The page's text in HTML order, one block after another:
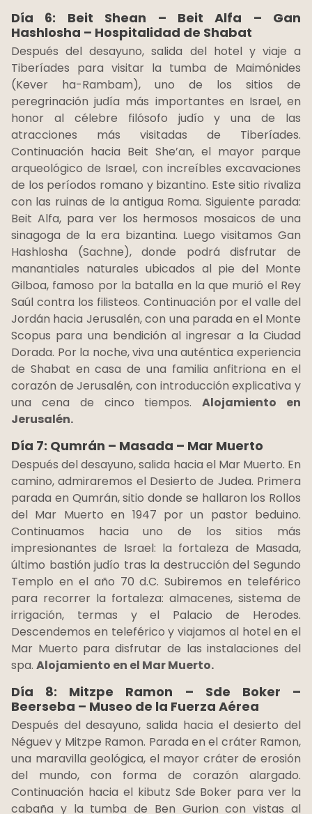
Día 6: Beit Shean – Beit Alfa – Gan
Hashlosha – Hospitalidad de Shabat
Después del desayuno, salida del hotel y viaje a
Tiberíades para visitar la tumba de Maimónides
(Kever ha-Rambam), uno de los sitios de
peregrinación judía más importantes en Israel, en
honor al célebre filósofo judío y una de las
atracciones más visitadas de Tiberíades.
Continuación hacia Beit She’an, el mayor parque
arqueológico de Israel, con increíbles excavaciones
de los períodos romano y bizantino. Este sitio rivaliza
con las ruinas de la antigua Roma. Siguiente parada:
Beit Alfa, para ver los hermosos mosaicos de una
sinagoga de la era bizantina. Luego visitamos Gan
Hashlosha (Sachne), donde podrá disfrutar de
manantiales naturales ubicados al pie del Monte
Gilboa, famoso por la batalla en la que murió el Rey
Saúl contra los filisteos. Continuación por el valle del
Jordán hacia Jerusalén, con una parada en el Monte
Scopus para una bendición al ingresar a la Ciudad
Dorada. Por la noche, viva una auténtica experiencia
de Shabat en casa de una familia anfitriona en el
corazón de Jerusalén, con introducción explicativa y
una cena de cinco tiempos.Alojamiento en
Jerusalén.
Día 7: Qumrán – Masada – Mar Muerto
Después del desayuno, salida hacia el Mar Muerto. En
camino, admiraremos el Desierto de Judea. Primera
parada en Qumrán, sitio donde se hallaron los Rollos
del Mar Muerto en 1947 por un pastor beduino.
Continuamos hacia uno de los sitios más
impresionantes de Israel: la fortaleza de Masada,
último bastión judío tras la destrucción del Segundo
Templo en el año 70 d.C. Subiremos en teleférico
para recorrer la fortaleza: almacenes, sistema de
irrigación, termas y el Palacio de Herodes.
Descendemos en teleférico y viajamos al hotel en el
Mar Muerto para disfrutar de las instalaciones del
spa. Alojamiento en el Mar Muerto.
Día 8: Mitzpe Ramon – Sde Boker –
Beerseba – Museo de la Fuerza Aérea
Después del desayuno, salida hacia el desierto del
Néguev y Mitzpe Ramon. Parada en el cráter Ramon,
una maravilla geológica, el mayor cráter de erosión
del mundo, con forma de corazón alargado.
Continuación hacia el kibutz Sde Boker para ver la
cabaña y la tumba de Ben Gurion con vistas al